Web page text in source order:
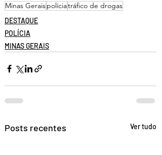
Minas Geraispolíciatráfico de drogas
DESTAQUE
POLÍCIA
MINAS GERAIS
Posts recentes Ver tudo